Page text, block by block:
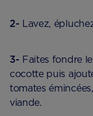
2- Lavez,
3- Faites fondre
cocotte puis
tomates
viande.